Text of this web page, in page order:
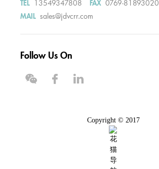
TEL 13549347808 FAX 0769-81893020
MAIL sales@jdvcrr.com
Follow Us On
Copyright © 2017